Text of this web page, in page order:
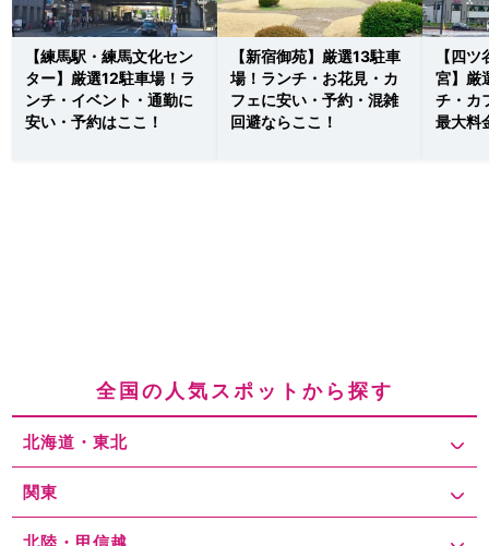
【練馬駅・練馬文化セン
ター】厳選12駐車場！ラ
ンチ・イベント・通勤に
安い・予約はここ！
【新宿御苑】厳選13駐車
場！ランチ・お花見・カ
フェに安い・予約・混雑
回避ならここ！
【四
宮】厳
チ・カ
最大料
全国の人気スポットから探す
北海道・東北
関東